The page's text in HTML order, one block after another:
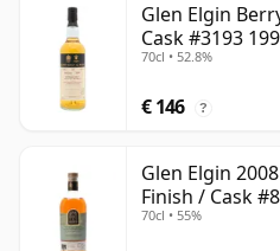
Glen Elgin
Cask #3193
70cl • 52.8%
€ 146 ?
Glen Elgin
Finish / Cask
70cl • 55%